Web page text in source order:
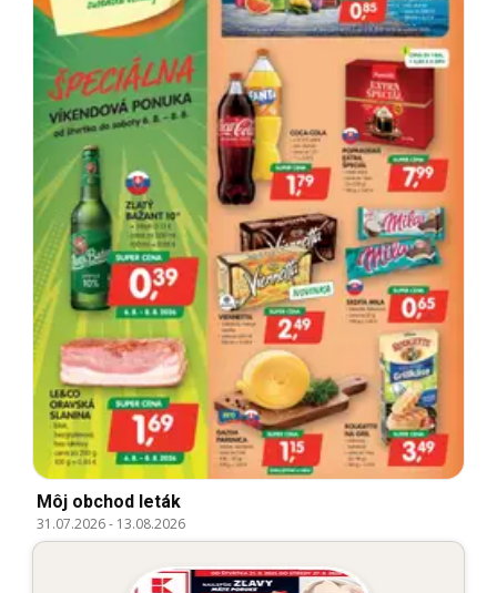
Môj obchod leták
31.07.2026- 13.08.2026